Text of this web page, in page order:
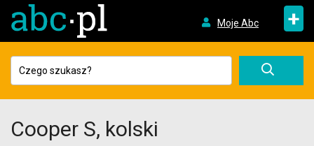
Moje Abc +
Cooper S, kolski